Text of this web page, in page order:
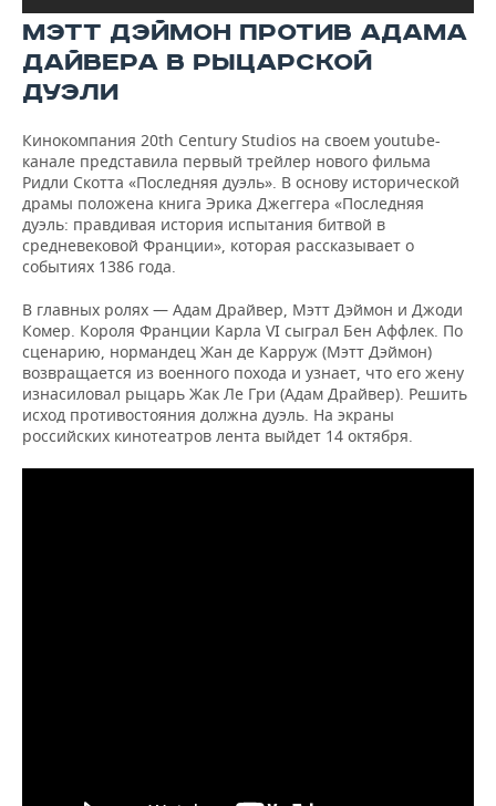
МЭТТ ДЭЙМОН ПРОТИВ АДАМА
ДАЙВЕРА В РЫЦАРСКОЙ
ДУЭЛИ
Кинокомпания 20th Century Studios на своем youtube-
канале представила первый трейлер нового фильма
Ридли Скотта «Последняя дуэль». В основу исторической
драмы положена книга Эрика Джеггера «Последняя
дуэль: правдивая история испытания битвой в
средневековой Франции», которая рассказывает о
событиях 1386 года.
В главных ролях — Адам Драйвер, Мэтт Дэймон и Джоди
Комер. Короля Франции Карла VI сыграл Бен Аффлек. По
сценарию, нормандец Жан де Карруж (Мэтт Дэймон)
возвращается из военного похода и узнает, что его жену
изнасиловал рыцарь Жак Ле Гри (Адам Драйвер). Решить
исход противостояния должна дуэль. На экраны
российских кинотеатров лента выйдет 14 октября.